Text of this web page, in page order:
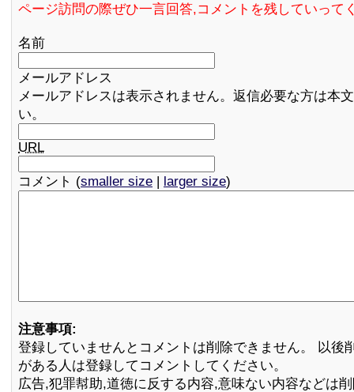
ページ訪問の際ぜひ一言回答,コメントを残していって
名前
メールアドレス
メールアドレスは表示されません。返信必要な方は本
い。
URL
コメント (smaller size | larger size)
注意事項:
登録していませんとコメントは削除できません。 以後
がある人は登録してコメントしてください。
広告,犯罪幇助,道徳に反する内容,意味ない内容などは